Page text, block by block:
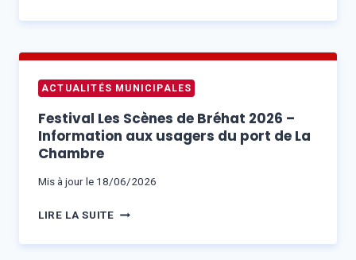
FRÉQUENTATION
–
AFFLUENCE
OUVERTS
COMMERÇANTS
ACTUALITÉS MUNICIPALES
Festival Les Scènes de Bréhat 2026 –
Information aux usagers du port de La
Chambre
Mis à jour le 18/06/2026
LIRE LA SUITEFESTIVAL
SCÈNES